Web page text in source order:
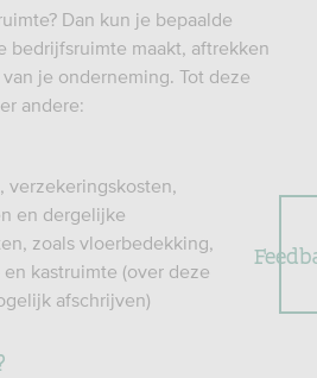
Dan kun je bepaalde
bedrijfsruimte maakt, aftrekken
je onderneming. Tot deze
andere:
verzekeringskosten,
en dergelijke
zoals vloerbedekking,
en kastruimte (over deze
afschrijven)